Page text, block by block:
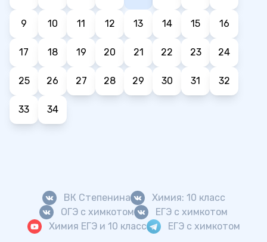
9 10 11 12 13 14 15 16
17 18 19 20 21 22 23 24
25 26 27 28 29 30 31 32
33 34
ВК Степенина
Химия: 10 класс
ОГЭ с химкотом
ЕГЭ с химкотом
Химия ЕГЭ и 10 класс
ЕГЭ с химкотом